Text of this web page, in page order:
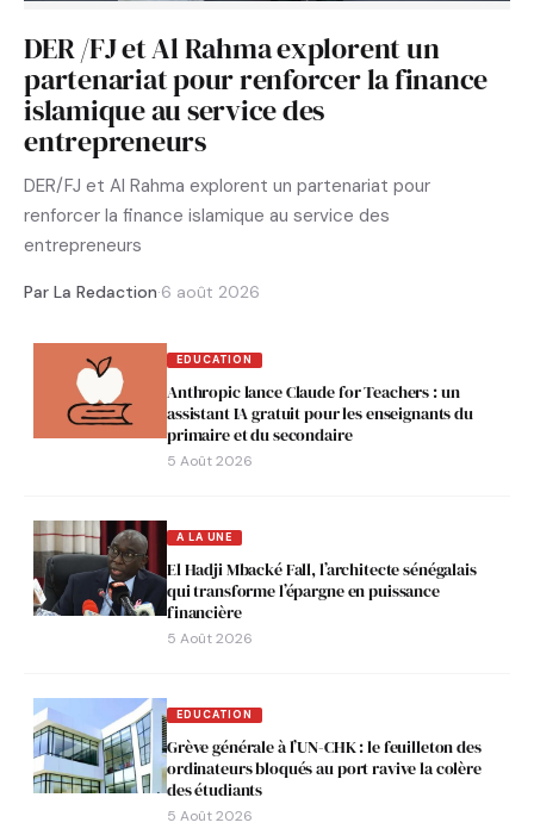
DER /FJ et Al Rahma explorent un
partenariat pour renforcer la finance
islamique au service des
entrepreneurs
DER/FJ et Al Rahma explorent un partenariat pour
renforcer la finance islamique au service des
entrepreneurs
Par La Redaction·6 août 2026
EDUCATION
Anthropic lance Claude for Teachers : un
assistant IA gratuit pour les enseignants du
primaire et du secondaire
5 Août 2026
A LA UNE
El Hadji Mbacké Fall, l’architecte sénégalais
qui transforme l’épargne en puissance
financière
5 Août 2026
EDUCATION
Grève générale à l’UN-CHK : le feuilleton des
ordinateurs bloqués au port ravive la colère
des étudiants
5 Août 2026